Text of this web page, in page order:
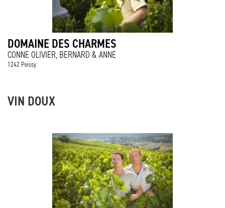
DOMAINE DES CHARMES
CONNE OLIVIER, BERNARD & ANNE
1242 Peissy
VIN DOUX